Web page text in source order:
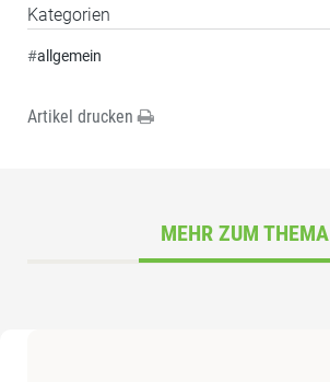
Kategorien
#allgemein
Artikel drucken
MEHR ZUM THEMA